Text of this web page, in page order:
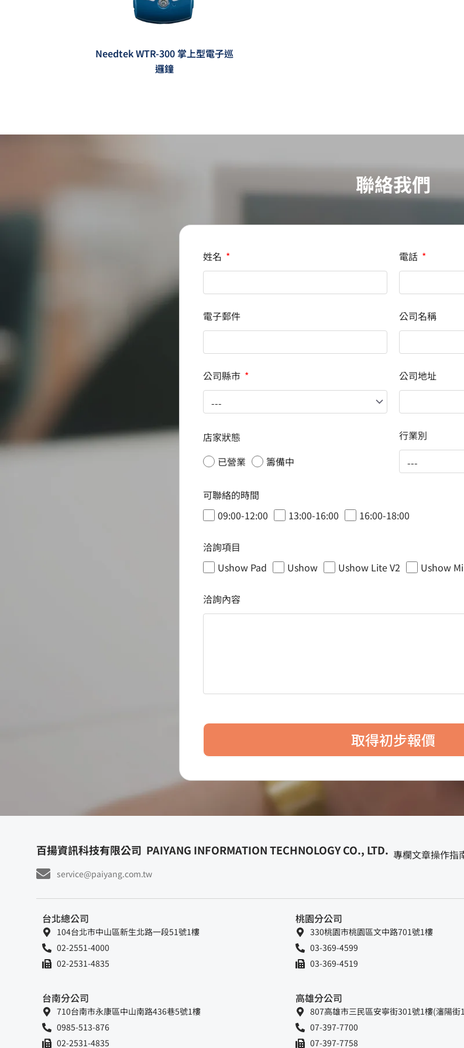
Needtek WTR-300 掌上型電子巡
邏鐘
聯絡我們
姓名 電話
電子郵件 公司名稱
公司縣市 公司地址
店家狀態
已營業
籌備中
行業別
可聯絡的時間
09:00-12:00
13:00-16:00 16:00-18:00
洽詢項目
Ushow Pad
Ushow Ushow Lite V2 Ushow
洽詢內容
取得初步報價
百揚資訊科技有限公司 PAIYANG INFORMATION TECHNOLOGY CO., LTD. 專欄文章操作指
service@paiyang.com.tw
台北總公司
104台北市中山區新生北路一段51號1樓
02-2551-4000
02-2531-4835
桃園分公司
330桃園市桃園區文中路701號1樓
03-369-4599
03-369-4519
台南分公司
710台南市永康區中山南路436巷5號1樓
0985-513-876
02-2531-4835
高雄分公司
807高雄市三民區安寧街301號1樓(瀋陽街
07-397-7700
07-397-7758